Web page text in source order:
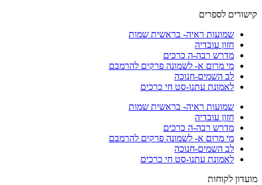
קישורים לספרים
שמועות ראיה- בראשית שמות
חזון עובדיה
מדרש רבה-ה כרכים
מי מרום א- לשמונה פרקים להרמבם
לב השמים-חנוכה
לאמונת עתנו-סט חי כרכים
שמועות ראיה- בראשית שמות
חזון עובדיה
מדרש רבה-ה כרכים
מי מרום א- לשמונה פרקים להרמבם
לב השמים-חנוכה
לאמונת עתנו-סט חי כרכים
מועדון לקוחות